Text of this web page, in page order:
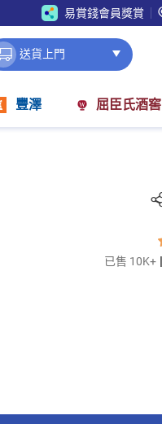
易賞錢會員獎賞
送貨上門
豐澤 屈臣氏酒窖
已售 10K+